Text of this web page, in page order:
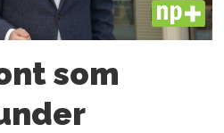
PLUS
som